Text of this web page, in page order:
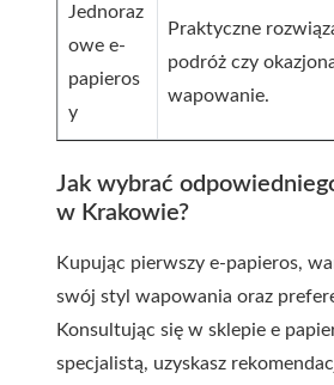
Jednoraz
owe e-
papieros
y
Praktyczne
podróż czy
wapowanie.
Jak wybrać
w Krakowie?
Kupując pierwszy e-papieros,
swój styl wapowania oraz
Konsultując się w sklepie e
specjalistą, uzyskasz